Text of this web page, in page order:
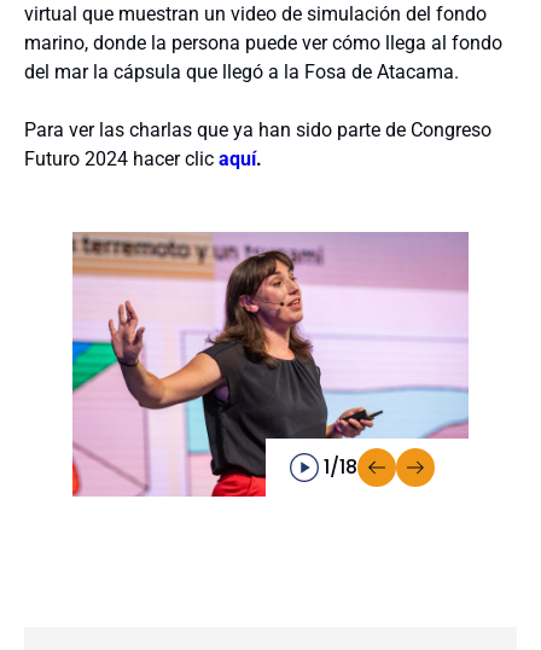
virtual que muestran un video de simulación del fondo
marino, donde la persona puede ver cómo llega al fondo
del mar la cápsula que llegó a la Fosa de Atacama.
Para ver las charlas que ya han sido parte de Congreso
Futuro 2024 hacer clic aquí.
1/18